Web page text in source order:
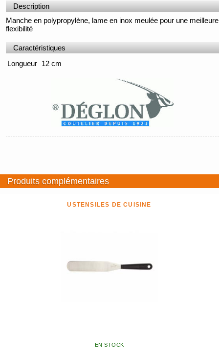
Description
Manche en polypropylène, lame en inox meulée pour une meilleure
flexibilité
Caractéristiques
Longueur 12 cm
Produits complémentaires
USTENSILES DE CUISINE
EN STOCK